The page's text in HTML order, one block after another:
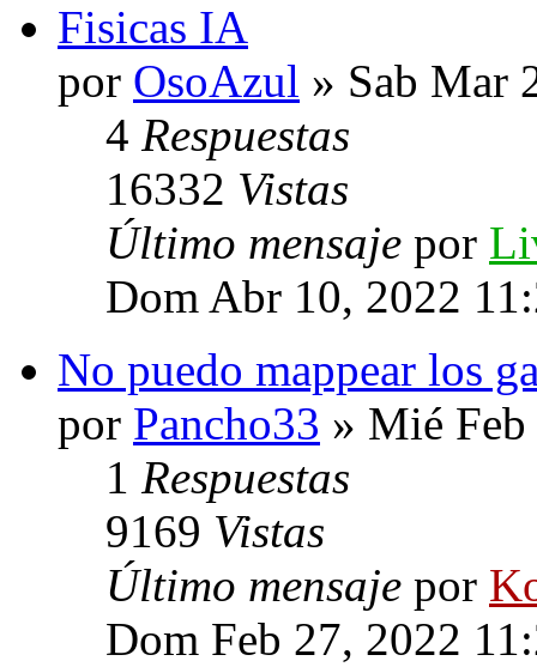
Fisicas IA
por OsoAzul » Sab Mar
4 Respuestas
16332 Vistas
Último mensaje por
Dom Abr 10, 2022
No puedo mappear los
por Pancho33 » Mié
1 Respuestas
9169 Vistas
Último mensaje por
Dom Feb 27, 2022